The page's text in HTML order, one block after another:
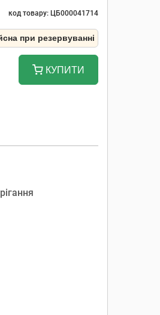
код товару: ЦБ000041714
при резервуванні
КУПИТИ